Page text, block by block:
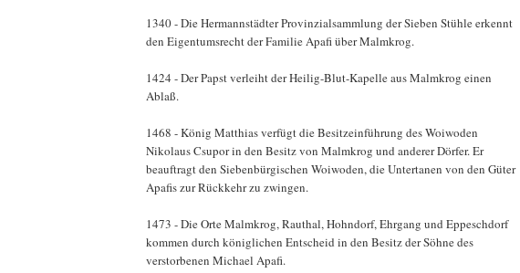
1340 - Die Hermannstädter Provinzialsammlung der Sieben Stühle erkennt
den Eigentumsrecht der Familie Apafi über Malmkrog.
1424 - Der Papst verleiht der Heilig-Blut-Kapelle aus Malmkrog einen
Ablaß.
1468 - König Matthias verfügt die Besitzeinführung des Woiwoden
Nikolaus Csupor in den Besitz von Malmkrog und anderer Dörfer. Er
beauftragt den Siebenbürgischen Woiwoden, die Untertanen von den Güter
Apafis zur Rückkehr zu zwingen.
1473 - Die Orte Malmkrog, Rauthal, Hohndorf, Ehrgang und Eppeschdorf
kommen durch königlichen Entscheid in den Besitz der Söhne des
verstorbenen Michael Apafi.